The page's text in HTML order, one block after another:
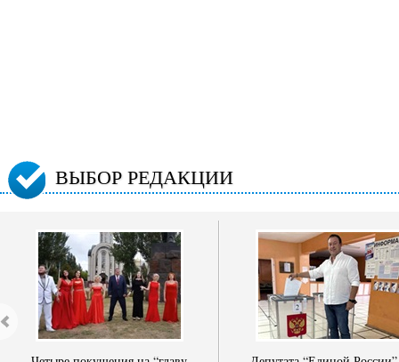
ВЫБОР РЕДАКЦИИ